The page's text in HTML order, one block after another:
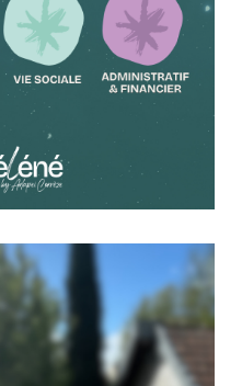
dans l’univers
comme au sens graphique
trajectoires, puis décliné en
pour accompagner les futures